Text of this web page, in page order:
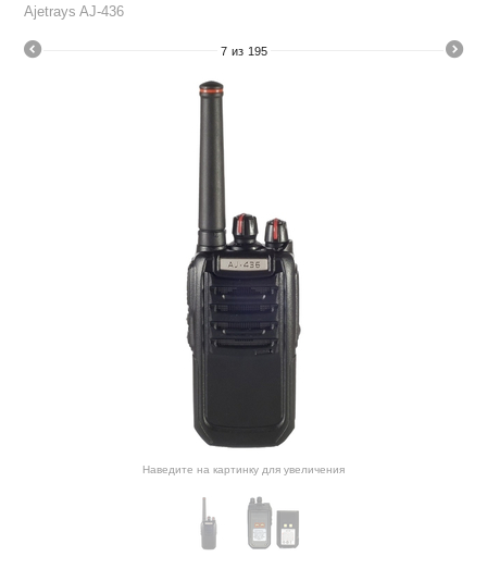
Ajetrays AJ-436
7 из 195
Наведите на картинку для увеличения